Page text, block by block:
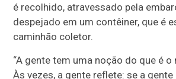
é recolhido, atravessado pela
despejado em um contêiner, que é
caminhão coletor.
“A gente tem uma noção do que é
Às vezes, a gente reflete: se a